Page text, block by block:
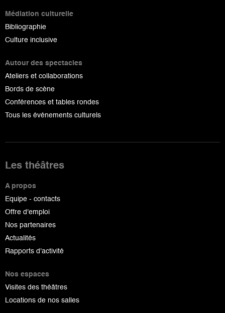
Médiation culturelle
Bibliographie
Culture inclusive
Autour des spectacles
Ateliers et collaborations
Bords de scène
Conférences et tables rondes
Tous les événements culturels
Les théâtres
A propos
Equipe - contacts
Offre d'emploi
Nos partenaires
Actualités
Rapports d'activité
Nos espaces
Visites des théâtres
Locations de nos salles